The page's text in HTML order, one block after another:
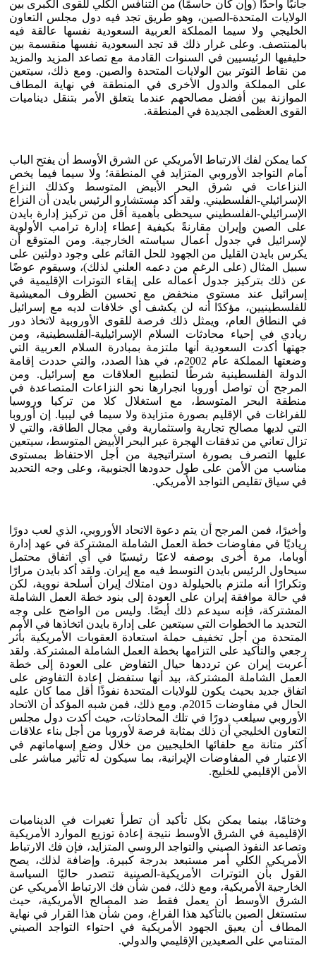
جانبًا واحدًا (وإن كان حاسمًا) من التنافس الكلي للقوى الكبرى بين
الولايات المتحدة-الصين، وهو طريق تجد فيه دول مجلس التعاون
الخليجي ولا سيما المملكة العربية السعودية نفسها عالقة فيه
بالمنتصف. وعلى غرار ذلك قد تجد السعودية نفسها منقسمة بين
حليفيها الرئيسيين في السنوات القادمة مع تصاعد المزيد والمزيد
من نقاط التوتر بين الولايات المتحدة والصين. ومع ذلك، سيتعين
على المملكة والدول الأخرى في المنطقة في نهاية المطاف
الموازنة بين أفضل مصالحهم عندما يتعلق الأمر بتنقل ديناميات
القوى العظمى الجديدة في المنطقة.
كما يمكن لفك الارتباط الأمريكي عن الشرق الأوسط أن يفتح الباب
أمام التواجد الأوروبي المتزايد في المنطقة؛ ولا سيما فيما يخص
النزاعات في شرق البحر الأبيض المتوسط وكذلك النزاع
الإسرائيلي-الفلسطيني. ولقد أكد مستشارو الرئيس بايدن أن النزاع
الإسرائيلي-الفلسطيني سيحظى بأهمية أقل من تركيز إدارة بايدن
على الصين وإيران مقارنةً بكيفية إعطاء إدارة ترامب الأولوية
لإسرائيل في جدول أعمال سياسته الخارجية. ومن المتوقع أن
يكرس بايدن القليل من الجهود للحل القائم على وجود دولتين على
سبيل المثال (على الرغم من دعمه العلني لذلك)، وسيقوم عوضًا
عن ذلك بتركيز جدول أعماله على إبقاء التوترات الإقليمية في
إسرائيل عند مستوى منخفض مع تحسين الظروف المعيشية
للفلسطينيين، مؤكدًا أنه لن يكشف أي خلافات لديه مع إسرائيل
في النطاق العام، ويمثل ذلك فرصة للقوى الأوروبية لاتخاذ دور
ريادي في إحياء محادثات السلام الإسرائيلية-الفلسطينية، ومن
جهتها أكدت السعودية أنها ملتزمة بمبادرة السلام العربية التي
وضعتها المملكة عام 2002م، في هذا الصدد، والتي حددت إقامة
الدولة الفلسطينية شرطًا لتطبيع العلاقات مع إسرائيل. ومن
المرجح أن تواصل أوروبا انجرارها نحو النزاعات المتصاعدة في
منطقة البحر المتوسط، مع استغلال كلا من تركيا وروسيا
للفراغات في الإقليم بصورة متزايدة ولا سيما في ليبيا. إن أوروبا
التي لديها مصالح تجارية واستثمارية وفي مجال الطاقة، والتي لا
تزال تعاني من تدفقات الهجرة عبر البحر الأبيض المتوسط، سيتعين
عليها التصرف بصورة استراتيجية من أجل الاحتفاظ بمستوى
مناسب من الأمن على طول حدودها الجنوبية، وعلى وجه التحديد
في سياق تقليص التواجد الأمريكي.
وأخيرًا، فمن المرجح أن يتم دعوة الاتحاد الأوروبي، الذي لعب دورًا
رياديًا في مفاوضات خطة العمل الشاملة المشتركة في عهد إدارة
أوباما، مرة أخرى بوصفه لاعبًا رئيسيًا في أي اتفاق محتمل
سيحاول الرئيس بايدن التوسط فيه مع إيران. ولقد أكد بايدن مرارًا
وتكرارًا أنه ملتزم بالحيلولة دون امتلاك إيران أسلحة نووية، لكن
في حالة موافقة إيران على العودة إلى بنود خطة العمل الشاملة
المشتركة، فإنه سيدعم ذلك أيضًا. وليس من الواضح على وجه
التحديد ما الخطوات التي سيتعين على إدارة بايدن اتخاذها في الأمم
المتحدة من أجل تخفيف حملة استعادة العقوبات الأمريكية بأثر
رجعي والتأكيد على التزامها بخطة العمل الشاملة المشتركة. ولقد
أعربت إيران عن ترددها حيال التفاوض على العودة إلى خطة
العمل الشاملة المشتركة، بيد أنها ستفضل إعادة التفاوض على
اتفاق جديد بحيث يكون للولايات المتحدة نفوذًا أقل مما كان عليه
الحال في مفاوضات 2015م. ومع ذلك، فمن شبه المؤكد أن الاتحاد
الأوروبي سيلعب دورًا في تلك المحادثات، حيث أكدت دول مجلس
التعاون الخليجي أن ذلك بمثابة فرصة لأوروبا من أجل بناء علاقات
أكثر متانة مع حلفائها الخليجيين من خلال وضع إسهاماتهم في
الاعتبار في المفاوضات الإيرانية، بما سيكون له تأثير مباشر على
الأمن الإقليمي للخليج.
وختامًا، بينما يمكن بكل تأكيد أن تطرأ تغيرات في الديناميات
الإقليمية في الشرق الأوسط نتيجة إعادة توزيع الموارد الأمريكية
وتصاعد النفوذ الصيني والتواجد الروسي المتزايد، فإن فك الارتباط
الأمريكي الكلي أمر مستبعد بدرجة كبيرة. وإضافة لذلك، يصح
القول بأن التوترات الأمريكية-الصينية تتصدر حاليًا السياسة
الخارجية الأمريكية، ومع ذلك، فمن شأن فك الارتباط الأمريكي عن
الشرق الأوسط أن يعمل فقط ضد المصالح الأمريكية، حيث
ستستغل الصين بالتأكيد هذا الفراغ، ومن شأن هذا القرار في نهاية
المطاف أن يعيق الجهود الأمريكية في احتواء التواجد الصيني
المتنامي على الصعيدين الإقليمي والدولي.